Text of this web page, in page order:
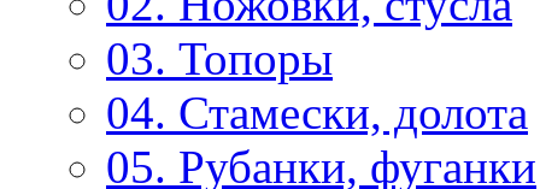
03. Топоры
04. Стамески, долота
05. Рубанки, фуганки